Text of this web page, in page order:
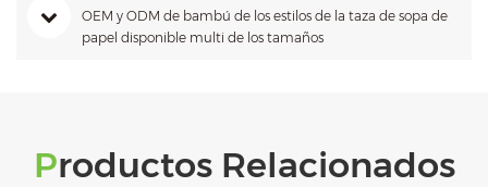
OEM y ODM de bambú de los estilos de la taza de sopa de
papel disponible multi de los tamaños
Productos Relacionados